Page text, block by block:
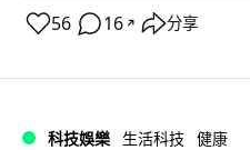
56 16 ↗ 分享
科技娛樂 生活科技 健康